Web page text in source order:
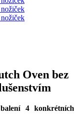
Oven bez
4 konkrétních